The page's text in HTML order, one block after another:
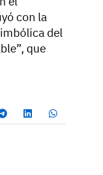
con la
del
que